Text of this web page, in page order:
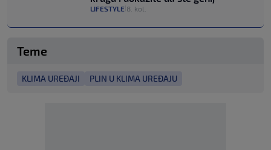
LIFESTYLE 8. kol.
Teme
KLIMA UREĐAJI PLIN U KLIMA UREĐAJU